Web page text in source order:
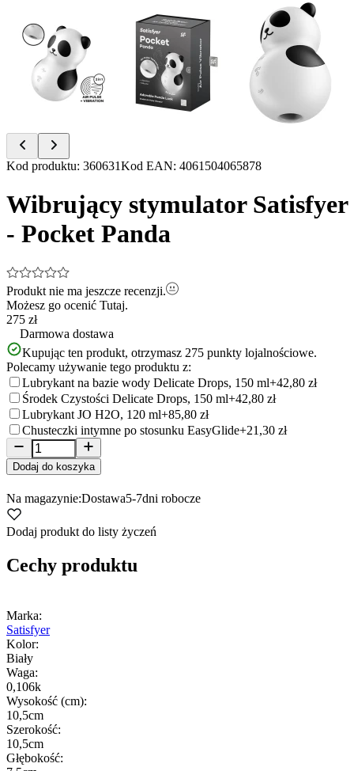
Item
of
4
Kod produktu: 360631Kod EAN: 4061504065878
Wibrujący stymulator Satisfyer
- Pocket Panda
Produkt nie ma jeszcze recenzji.
Możesz go ocenić Tutaj.
275 zł
Darmowa dostawa
Kupując ten produkt, otrzymasz 275 punkty lojalnościowe.
Polecamy używanie tego produktu z:
Lubrykant na bazie wody Delicate Drops, 150 ml+42,80 zł
Środek Czystości Delicate Drops, 150 ml+42,80 zł
Lubrykant JO H2O, 120 ml+85,80 zł
Chusteczki intymne po stosunku EasyGlide+21,30 zł
Dodaj do koszyka
Na magazynie:Dostawa5-7dni robocze
Dodaj produkt do listy życzeń
Cechy produktu
Marka:
Satisfyer
Kolor:
Biały
Waga:
0,106k
Wysokość (cm):
10,5cm
Szerokość:
10,5cm
Głębokość: